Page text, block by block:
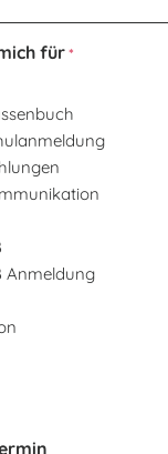
für *
Anmeldung